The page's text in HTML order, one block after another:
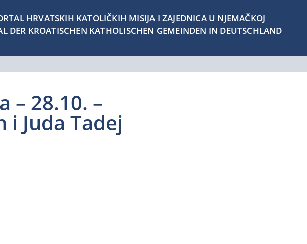
HRVATSKIH KATOLIČKIH MISIJA I ZAJEDNICA U NJEMAČKOJ
DER KROATISCHEN KATHOLISCHEN GEMEINDEN IN DEUTSCHLAND
– 28.10. –
i Juda Tadej